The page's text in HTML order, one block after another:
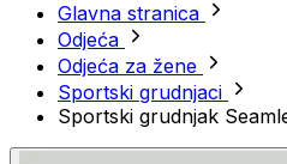
Glavna stranica
Odjeća
Odjeća za žene
Sportski grudnjaci
Sportski grudnjak